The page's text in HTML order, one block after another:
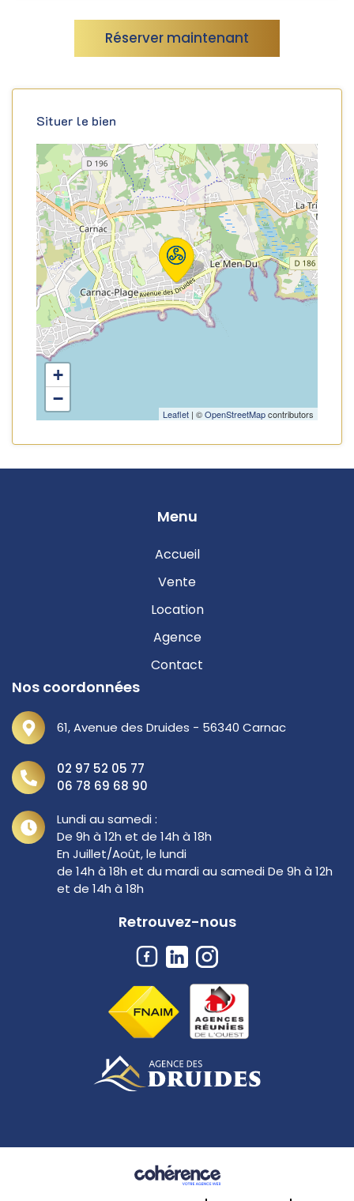
Réserver maintenant
Situer le bien
+
−
Leaflet | ©OpenStreetMapcontributors
Menu
Accueil
Vente
Location
Agence
Contact
Nos coordonnées
61, Avenue des Druides - 56340 Carnac
02 97 52 05 77
06 78 69 68 90
Lundi au samedi :
De 9h à 12h et de 14h à 18h
En Juillet/Août, le lundi
de 14h à 18h et du mardi au samedi De 9h à 12h
et de 14h à 18h
Retrouvez-nous